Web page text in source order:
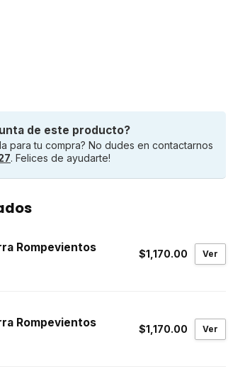
de este producto?
para tu compra? No dudes en contactarnos
. Felices de ayudarte!
Rompevientos $1,170.00 Ver
Rompevientos $1,170.00 Ver